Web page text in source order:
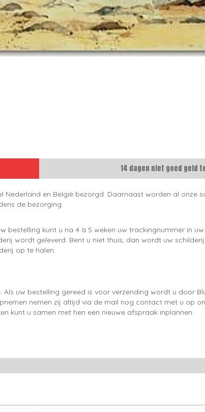
14 dagen niet goed geld
en België bezorgd. Daarnaast worden al onze
de bezorging.
bestelling kunt u na 4 à 5 weken uw trackingnummer in
wordt geleverd. Bent u niet thuis, dan wordt uw
op te halen.
uw bestelling gereed is voor verzending wordt u door
nemen zij altijd via de mail nog contact met u op
kunt u samen met hen een nieuwe afspraak inplannen.